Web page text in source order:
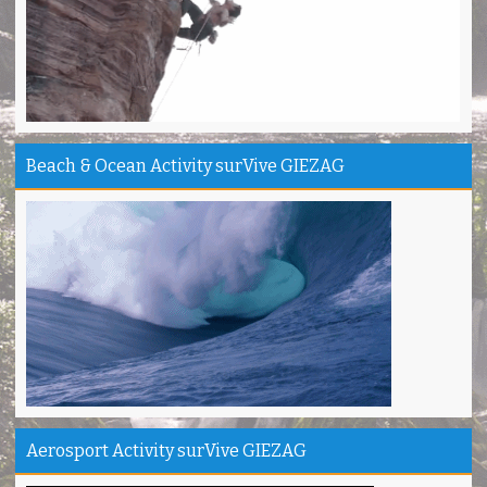
TRIms Team surVive atas panduan wisata Kabupaten
Pangandaran
Jacky - Depok
Haturnuhun kang Arief, Citumang seru!
Risna - Garut
Salam lestari!
Tapak Adventure Club - Bandung Barat
Michael - Sydney
Thanks Bodyrafting Green canyon, extreme, enjoy dan seru
Santoso - Kudus
Seru banget Pantai Batukaras!
Sudrajat - Kuningan
エキサイティングなツアー。ありがとう Arief Pangandaran
Nakata-Osaka Japan
Amazing palace
Beach & Ocean Activity surVive GIEZAG
Aerosport Activity surVive GIEZAG